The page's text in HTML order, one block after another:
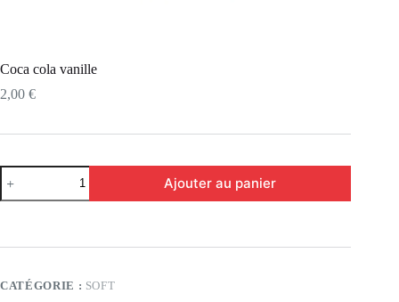
Coca cola vanille
2,00 €
Ajouter au panier
CATÉGORIE : SOFT